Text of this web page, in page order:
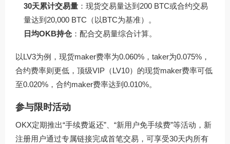
30天累计交易量 ：现货交易量达到200 BTC或合约交易
量达到20,000 BTC（以BTC为基准）。
日均OKB持仓 ：配合交易量综合计算。
以LV3为例，现货maker费率为0.060%，taker为0.075%，
合约费率则更低，顶级VIP（LV10）的现货maker费率可低
至0.020%，合约maker费率达到0.010%。
参与限时活动
OKX定期推出“手续费返还”、“新用户免手续费”等活动，新
注册用户通过专属链接完成首笔交易，可享受30天内所有